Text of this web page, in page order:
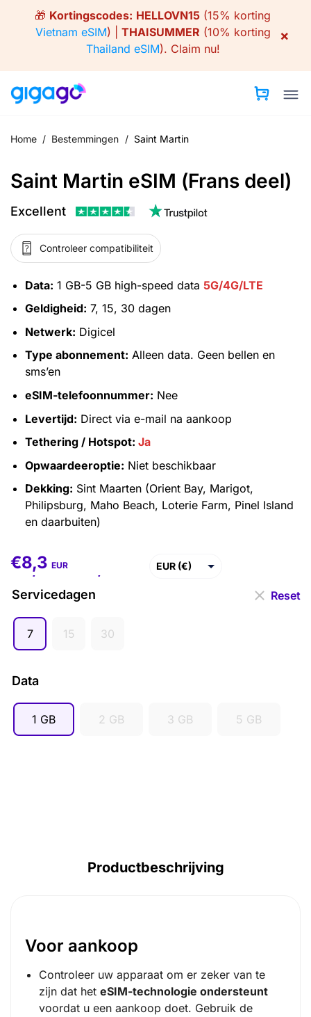
🎁 Kortingscodes: HELLOVN15 (15% korting
Vietnam eSIM) | THAISUMMER (10% korting
Thailand eSIM). Claim nu!
×
Home / Bestemmingen / Saint Martin
Saint Martin eSIM (Frans deel)
Excellent
Controleer compatibiliteit
Data: 1 GB-5 GB high-speed data 5G/4G/LTE
Geldigheid: 7, 15, 30 dagen
Netwerk: Digicel
Type abonnement: Alleen data. Geen bellen en
sms’en
eSIM-telefoonnummer: Nee
Levertijd: Direct via e-mail na aankoop
Tethering / Hotspot: Ja
Opwaardeeroptie: Niet beschikbaar
Dekking: Sint Maarten (Orient Bay, Marigot,
Philipsburg, Maho Beach, Loterie Farm, Pinel Island
en daarbuiten)
€8,3 –€ EUR (€)
Servicedagen
7 15 30
Data
1 GB 2 GB 3 GB 5 GB
Reset
€8,3 EUR
Productbeschrijving
Voor aankoop
Controleer uw apparaat om er zeker van te
zijn dat het eSIM-technologie ondersteunt
voordat u een aankoop doet. Gebruik de